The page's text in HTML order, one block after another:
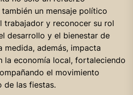
un mensaje político
trabajador y reconocer su rol
desarrollo y el bienestar de
medida, además, impacta
la economía local, fortaleciendo
el movimiento
de las fiestas.